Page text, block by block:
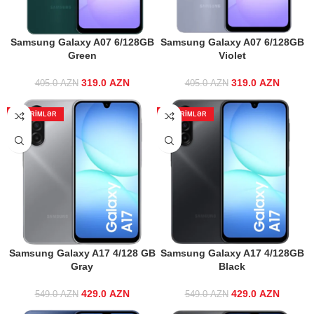
Samsung Galaxy A07 6/128GB
Green
405.0AZN
Original price
319.0 AZN
319.0 AZN.
Samsung Galaxy A07 6/128GB
Violet
405.0AZN
Original price
319.0 AZN
319.0
ENDIRIMLƏR
Samsung Galaxy A17 4/128 GB
Gray
549.0AZN
Original price
429.0 AZN
ENDIRIMLƏR
Samsung Galaxy A17 4/128GB
Black
549.0AZN
Original price
429.0 AZN